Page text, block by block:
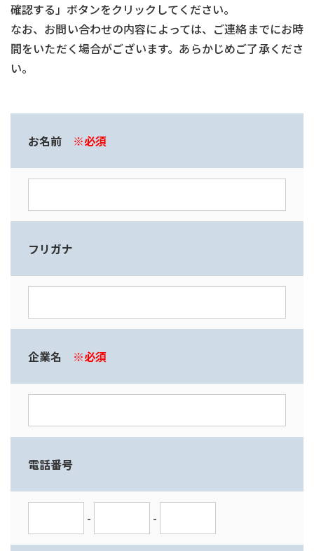
確認する」ボタンをクリックしてください。
なお、お問い合わせの内容によっては、ご連絡までにお時
間をいただく場合がございます。あらかじめご了承くださ
い。
お名前 ※必須
フリガナ
企業名 ※必須
電話番号
- -